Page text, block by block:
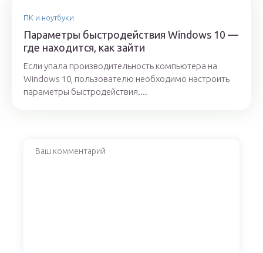
ПК и ноутбуки
Параметры быстродействия Windows 10 —
где находится, как зайти
Если упала производительность компьютера на
Windows 10, пользователю необходимо настроить
параметры быстродействия....